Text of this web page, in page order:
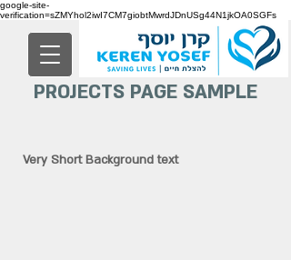
google-site-
verification=sZMYhol2iwI7CM7giobtMwrdJDnUSg44N1jkOA0SGFs
PROJECTS PAGE SAMPLE
Very Short Background text